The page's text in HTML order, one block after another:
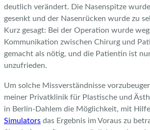
deutlich verändert. Die Nasenspitze
gesenkt und der Nasenrücken wurde zu
Kurz gesagt: Bei der Operation wurde
Kommunikation zwischen Chirurg und
gemacht als nötig, und die Patientin ist
unzufrieden.
Um solche Missverständnisse
meiner Privatklinik für Plastische und
in Berlin-Dahlem die Möglichkeit, mit
Simulators das Ergebnis im Voraus zu